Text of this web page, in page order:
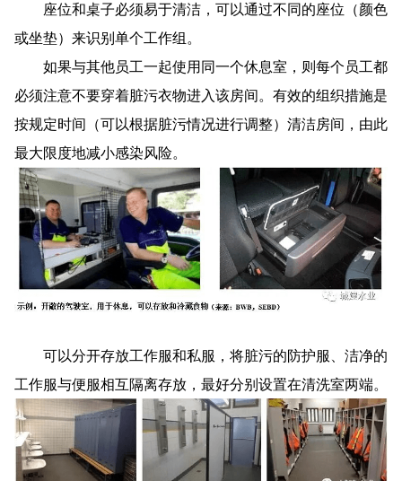
座位和桌子必须易于清洁，可以通过不同的座位（颜色
或坐垫）来识别单个工作组。
如果与其他员工一起使用同一个休息室，则每个员工都
必须注意不要穿着脏污衣物进入该房间。有效的组织措施是
按规定时间（可以根据脏污情况进行调整）清洁房间，由此
最大限度地减小感染风险。
可以分开存放工作服和私服，将脏污的防护服、洁净的
工作服与便服相互隔离存放，最好分别设置在清洗室两端。